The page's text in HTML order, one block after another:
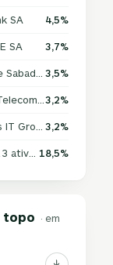
SA 4,5%
SA 3,7%
3,5%
3,2%
3,2%
18,5%
topo · em